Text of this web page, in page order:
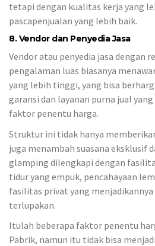
tetapi dengan kualitas kerja yang
pascapenjualan yang lebih baik.
8. Vendor dan Penyedia Jasa
Vendor atau penyedia jasa dengan
pengalaman luas biasanya
yang lebih tinggi, yang bisa
garansi dan layanan purna jual
faktor penentu harga.
Struktur ini tidak hanya
juga menambah suasana eksklusif
glamping dilengkapi dengan
tidur yang empuk, pencahayaan
fasilitas privat yang
terlupakan.
Itulah beberapa faktor penentu
Pabrik, namun itu tidak bisa